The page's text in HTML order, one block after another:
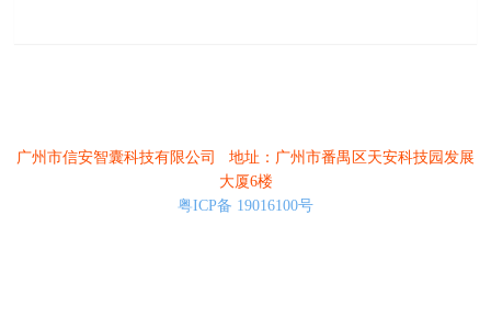
广州市信安智囊科技有限公司 地址：广州市番禺区天安科技园发展
大厦6楼
粤ICP备 19016100号